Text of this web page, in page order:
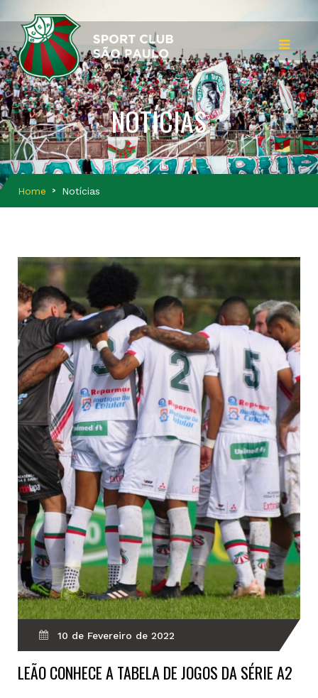
NOTÍCIAS
Home Notícias
10 de Fevereiro de 2022
LEÃO CONHECE A TABELA DE JOGOS DA SÉRIE A2